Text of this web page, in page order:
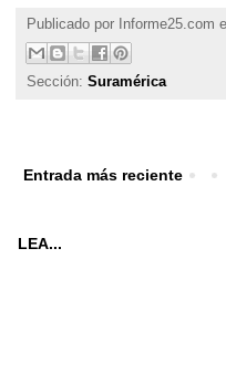
Publicado por Informe25.com el
Sección: Suramérica
Entrada más reciente
LEA...